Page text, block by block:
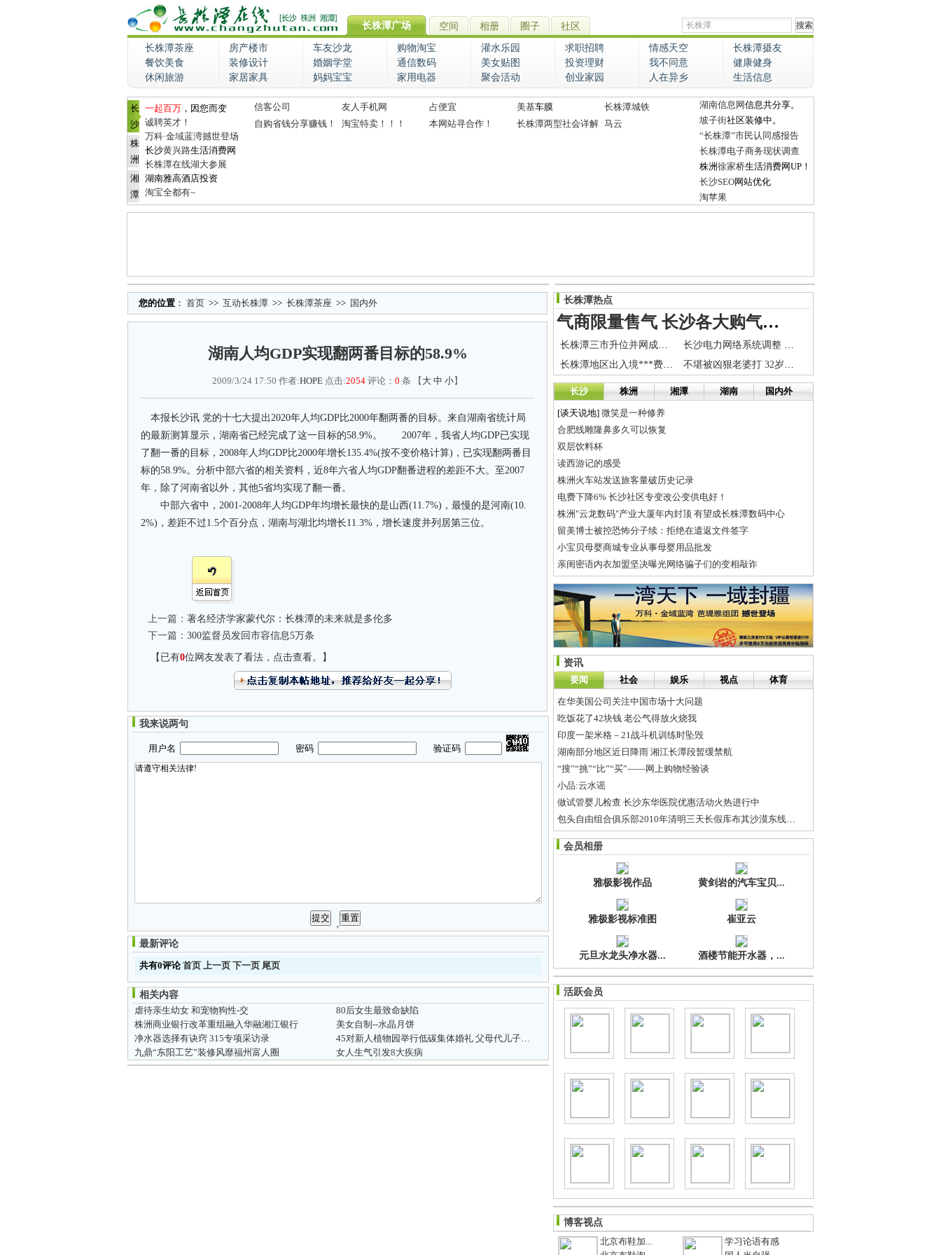
长株潭广场 空间 相册 圈子 社区
长株潭茶座 房产楼市 车友沙龙 购物淘宝 灌水乐园 求职招聘 情感天空
长株潭摄友
餐饮美食
装修设计 婚姻学堂 通信数码 美女贴图 投资理财 我不同意
健康健身
休闲旅游
家居家具 妈妈宝宝 家用电器 聚会活动 创业家园 人在异乡 生活信息
长
沙
株
洲
湘
潭
一起百万 ，因您而变
诚聘英才！
万科·金域蓝湾撼世登场
长沙黄兴路生活消费网
长株潭在线湖大参展
湖南雅高酒店投资
淘宝全都有~
信客公司 友人手机网 占便宜 美基车膜
长株潭城铁
自购省钱分享赚钱！
淘宝特卖！！！ 本网站寻合作！ 长株潭两型社会详解 马云
湖南信息网信息共分享。
坡子街社区装修中。
“长株潭”市民认同感报告
长株潭电子商务现状调查
株洲徐家桥生活消费网UP！
长沙SEO网站优化
淘苹果
您的位置 ： 首页 >> 互动长株潭 >> 长株潭茶座 >> 国内外
湖南人均GDP实现翻两番目标的58.9%
2009/3/24 17:50 作者:HOPE 点击:2054 评论： 0 条 【 大 中 小】
本报长沙讯 党的十七大提出2020年人均GDP比2000年翻两番的目标。来自湖南省统计局
的最新测算显示，湖南省已经完成了这一目标的58.9%。 2007年，我省人均GDP已实现
了翻一番的目标，2008年人均GDP比2000年增长135.4%(按不变价格计算)，已实现翻两番目
标的58.9%。分析中部六省的相关资料，近8年六省人均GDP翻番进程的差距不大。至2007
年，除了河南省以外，其他5省均实现了翻一番。
中部六省中，2001-2008年人均GDP年均增长最快的是山西(11.7%)，最慢的是河南(10.
2%)，差距不过1.5个百分点，湖南与湖北均增长11.3%，增长速度并列居第三位。
上一篇： 著名经济学家蒙代尔：长株潭的未来就是多伦多
下一篇： 300监督员发回市容信息5万条
【已有0位网友发表了看法，点击查看。】
我来说两句
用户名 密码 验证码
最新评论
共有0评论首页 上一页 下一页 尾页
相关内容
虐待亲生幼女 和宠物狗性-交
80后女生最致命缺陷
株洲商业银行改革重组融入华融湘江银行
美女自制--水晶月饼
净水器选择有诀窍 315专项采访录
45对新人植物园举行低碳集体婚礼 父母代儿子儿媳
九鼎“东阳工艺”装修风靡福州富人圈
女人生气引发8大疾病
长株潭热点
气商限量售气 长沙各大购气网点市民扎堆抢购
长株潭三市升位并网成功 每年省下1.5亿元话费
长沙电力网络系统调整 今天至明早暂停售电缴费
长株潭地区出入境***费用启动移动支付
不堪被凶狠老婆打 32岁男子坐车到长沙跳湘江自杀
长沙 株洲 湘潭 湖南 国内外
[谈天说地] 微笑是一种修养
合肥线雕隆鼻多久可以恢复
双层饮料杯
读西游记的感受
株洲火车站发送旅客量破历史记录
电费下降6% 长沙社区专变改公变供电好！
株洲"云龙数码"产业大厦年内封顶 有望成长株潭数码中心
留美博士被控恐怖分子续：拒绝在遣返文件签字
小宝贝母婴商城专业从事母婴用品批发
亲闺密语内衣加盟坚决曝光网络骗子们的变相敲诈
资讯
要闻
社会 娱乐 视点 体育
在华美国公司关注中国市场十大问题
吃饭花了42块钱 老公气得放火烧我
印度一架米格－21战斗机训练时坠毁
湖南部分地区近日降雨 湘江长潭段暂缓禁航
“搜”“挑”“比”“买”——网上购物经验谈
小品:云水谣
做试管婴儿检查 长沙东华医院优惠活动火热进行中
包头自由组合俱乐部2010年清明三天长假库布其沙漠东线、西线穿越...
一线豪宅“假降温” 恐慌性购房或再现市场
北京常住人口达1972万 周边城区将****口增长点
会员相册
雅极影视作品 黄剑岩的汽车宝贝...
雅极影视标准图 崔亚云
元旦水龙头净水器... 酒楼节能开水器，...
活跃会员
博客视点
北京布鞋加...
学习论语有感